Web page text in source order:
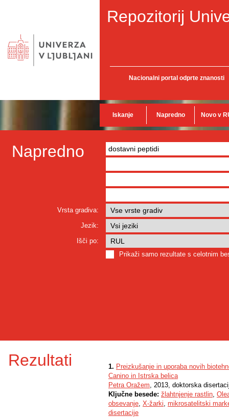
Repozitorij
Nacionalni portal odprte znanosti
Iskanje Napredno Novo v
Napredno
Vrsta gradiva:
Jezik:
Išči po:
Prikaži samo rezultate s celotnim
Rezultati 1. Preizkušanje in uporaba novih
Canino in Istrska belica
Petra Oražem, 2013, doktorska
Ključne besede: žlahtnjenje rastlin,
obsevanje, X-žarki, mikrosatelitski
disertacije